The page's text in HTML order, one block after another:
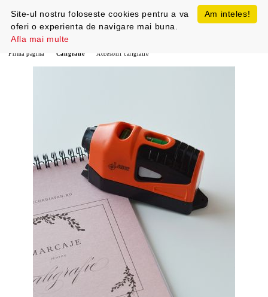
Prima pagină Caligrafie Accesorii caligrafie
Am inteles!
Site-ul nostru foloseste cookies pentru a va
oferi o experienta de navigare mai buna.
Afla mai multe